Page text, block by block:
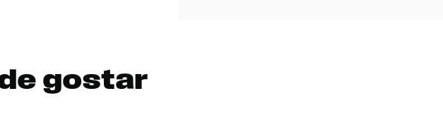
gostar